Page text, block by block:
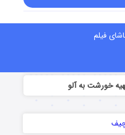
فیلم
خورشت به آلو